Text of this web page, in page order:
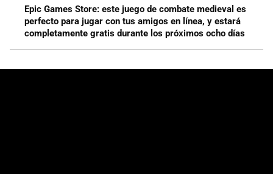
Epic Games Store: este juego de combate medieval es
perfecto para jugar con tus amigos en línea, y estará
completamente gratis durante los próximos ocho días